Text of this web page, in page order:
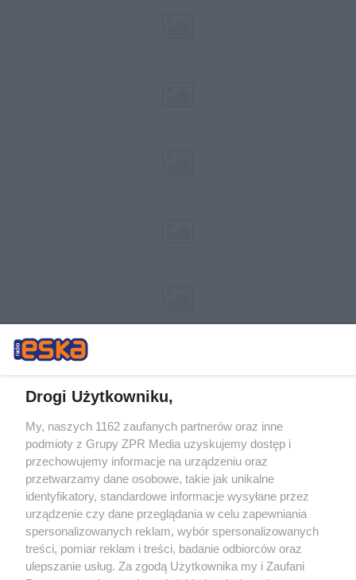
Żaden utwór zamieszczony w serwisie nie może być powielany i
rozpowszechniany lub dalej rozpowszechniany w jakikolwiek sposób (w
tym także elektroniczny lub mechaniczny) na jakimkolwiek polu
eksploatacji w jakiejkolwiek formie, włącznie z umieszczaniem w
Internecie bez pisemnej zgody właściciela praw. Jakiekolwiek użycie lub
wykorzystanie utworów w całości lub w części z naruszeniem prawa,
tzn. bez właściwej zgody, jest zabronione pod groźbą kary i może być
ścigane prawnie.
Drogi Użytkowniku,
My, naszych 1162 zaufanych partnerów oraz inne
podmioty z Grupy ZPR Media uzyskujemy dostęp i
przechowujemy informacje na urządzeniu oraz
przetwarzamy dane osobowe, takie jak unikalne
identyfikatory, standardowe informacje wysyłane przez
urządzenie czy dane przeglądania w celu zapewniania
spersonalizowanych reklam, wybór spersonalizowanych
treści, pomiar reklam i treści, badanie odbiorców oraz
ulepszanie usług. Za zgodą Użytkownika my i Zaufani